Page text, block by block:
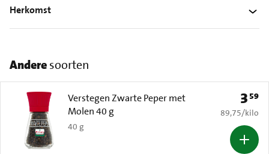
Herkomst
Anderesoorten
Verstegen Zwarte Peper met
Molen 40 g
40 g
Prijs:
3 59
€ 89,75 per
89,75/kilo